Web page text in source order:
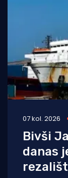
07 kol. 2026
Bivši
danas